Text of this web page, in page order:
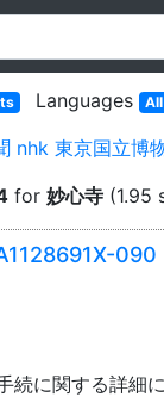
Languages All
nhk 東京国立博
for 妙心寺 (1.95
090
続に関する詳細